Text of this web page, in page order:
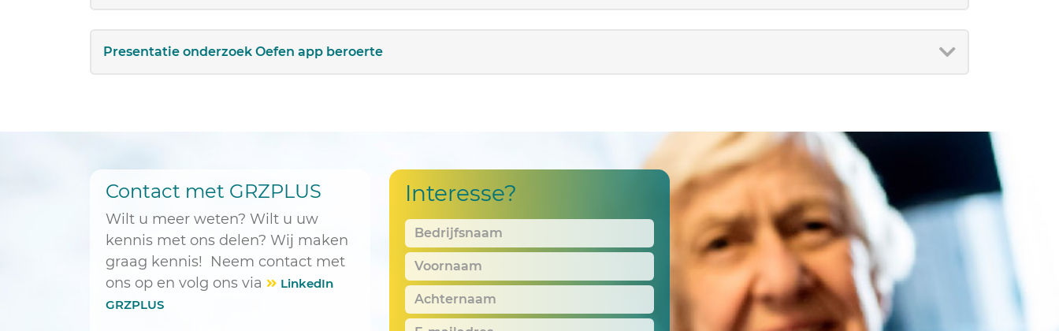
Presentatie onderzoek Oefen app beroerte
Contact met GRZPLUS
Wilt u meer weten? Wilt u uw
kennis met ons delen? Wij maken
graag kennis! Neem contact met
ons op en volg ons via
LinkedIn
GRZPLUS
Interesse?
Bedrijfsnaam
Voornaam
Achternaam
E-